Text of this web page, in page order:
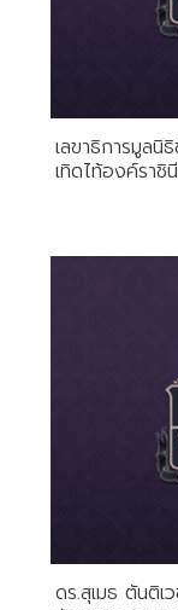
เลขาธิการมูลนิ
เทิดไท้องค์ราชิ
ดร.สุเมธ ตันติเ